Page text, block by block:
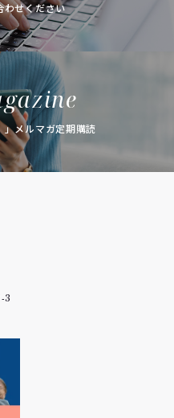
わせください
」メルマガ定期購読
3